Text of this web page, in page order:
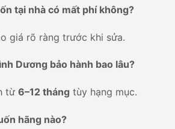
tại nhà có mất phí không?
giá rõ ràng trước khi sửa.
Dương bảo hành bao lâu?
từ 6–12 tháng tùy hạng mục.
hãng nào?